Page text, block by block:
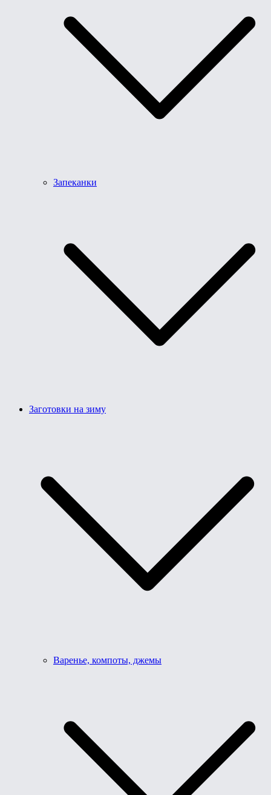
Запеканки
Заготовки на зиму
Варенье, компоты, джемы